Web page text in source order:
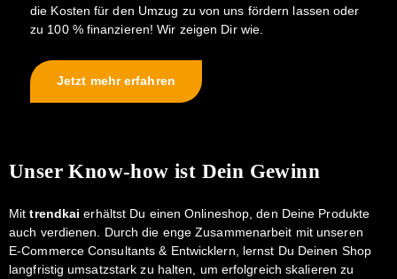
die Kosten für den Umzug zu von uns fördern lassen oder
zu 100 % finanzieren! Wir zeigen Dir wie.
Jetzt mehr erfahren
Unser Know-how ist Dein Gewinn
Mittrendkai erhältst Du einen Onlineshop, den Deine Produkte
auch verdienen. Durch die enge Zusammenarbeit mit unseren
E-Commerce Consultants & Entwicklern, lernst Du Deinen Shop
langfristig umsatzstark zu halten, um erfolgreich skalieren zu